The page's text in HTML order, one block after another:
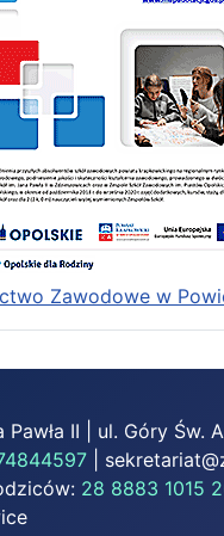
Zawodowe w
Pawła II | ul. Góry
28 8883 1015